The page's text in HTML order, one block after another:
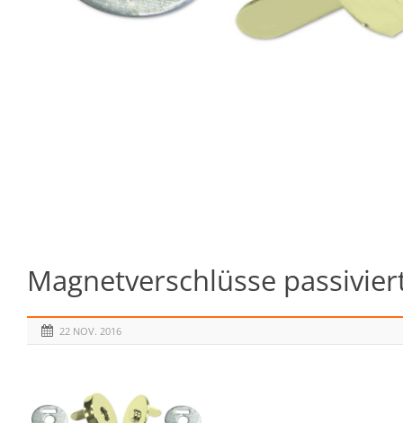
Magnetverschlüsse
22 NOV. 2016